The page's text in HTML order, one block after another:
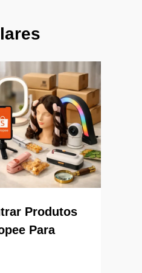
Produtos
Para